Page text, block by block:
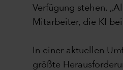
Verfügung stehen.
Mitarbeiter, die KI
In einer aktuellen
größte